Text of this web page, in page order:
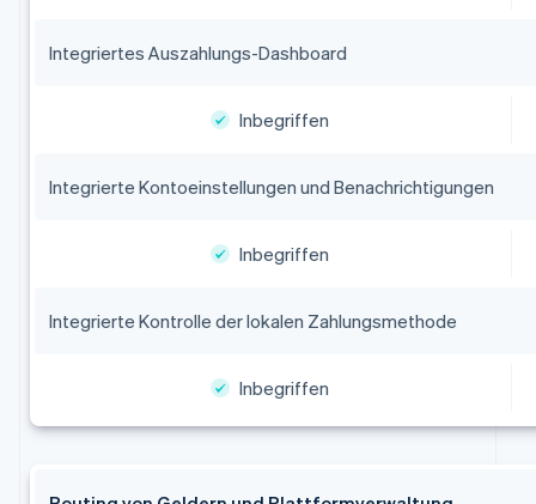
Integriertes Auszahlungs-Dashboard
Inbegriffen
Integrierte Kontoeinstellungen und Benachrichtigungen
Inbegriffen
Integrierte Kontrolle der lokalen Zahlungsmethode
Inbegriffen